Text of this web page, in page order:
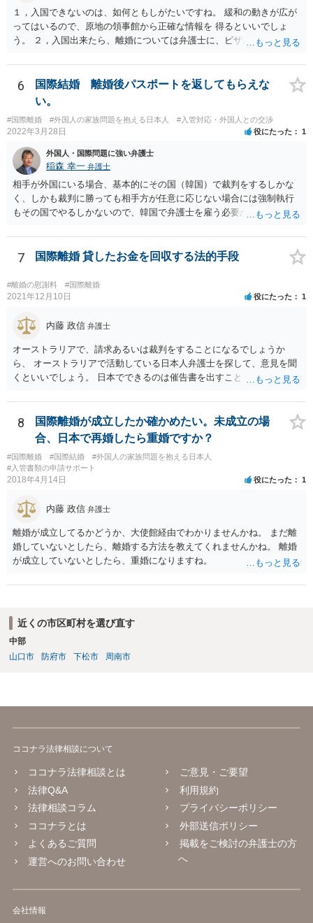
１，入国できないのは、如何ともしがたいですね。 緩和の動きが広が
ってはいるので、原地の領事館から正確な情報を 得るといいでしょ
う。 ２，入国出来たら、離婚については弁護士に、ビザについては、
6
国際結婚 離婚後パスポートを返してもらえな
い。
#国際離婚 #外国人の家族問題を抱える日本人 #入管対応・外国人との交渉
2022年3月28日 役にたった 1
外国人・国際問題に強い弁護士
稲森 幸一 弁護士
相手が外国にいる場合、基本的にその国（韓国）で裁判をするしかな
く、しかも裁判に勝っても相手方が任意に応じない場合には強制執行
もその国でやるしかないので、韓国で弁護士を雇う必要が出てきそう
できないのでしょうか。 そちらのほうが早い気がします。
7 国際離婚 貸したお金を回収する法的手段
#離婚の慰謝料 #国際離婚
2021年12月10日 役にたった 1
内藤 政信 弁護士
オーストラリアで、請求あるいは裁判をすることになるでしょうか
ら、 オーストラリアで活動している日本人弁護士を探して、意見を聞
くといいでしょう。 日本でできるのは催告書を出すことくらいでしょ
8
国際離婚が成立したか確かめたい。未成立の場
合、日本で再婚したら重婚ですか？
#国際離婚 #国際結婚
#外国人の家族問題を抱える日本人
#入管書類の申請サポート
2018年4月14日 役にたった 1
内藤 政信 弁護士
離婚が成立してるかどうか、大使館経由でわかりませんかね。 まだ離
婚していないとしたら、離婚する方法を教えてくれませんかね。 離婚
が成立していないとしたら、重婚になりますね。
近くの市区町村を選び直す
中部
山口市
防府市 下松市 周南市
ココナラ法律相談について
ココナラ法律相談とは
法律Q&A
法律相談コラム
ココナラとは
よくあるご質問
運営へのお問い合わせ
ご意見・ご要望
利用規約
プライバシーポリシー
外部送信ポリシー
掲載をご検討の弁護士の方
へ
会社情報